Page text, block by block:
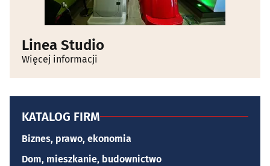
Linea Studio
Więcej informacji
KATALOG FIRM
Biznes, prawo, ekonomia
Dom, mieszkanie, budownictwo